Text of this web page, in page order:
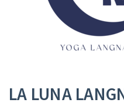
LA LUNA